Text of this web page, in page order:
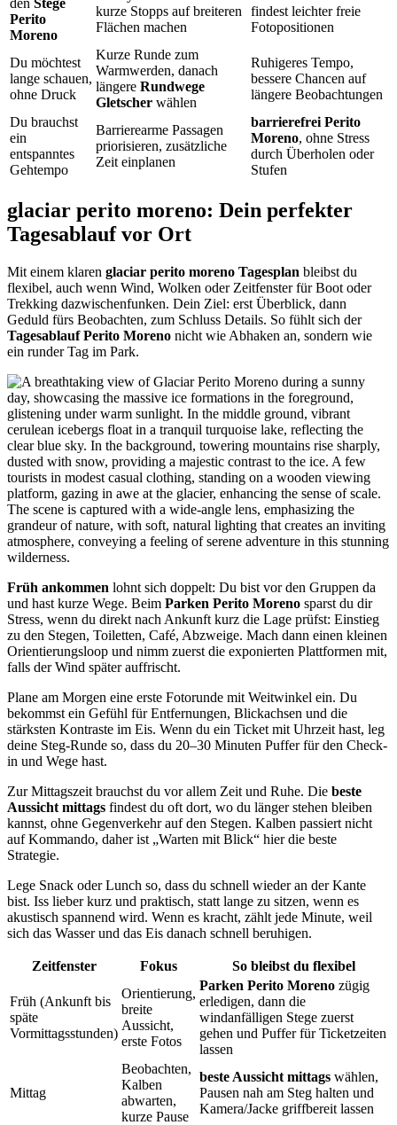
den Stege
Perito
Moreno
kurze Stopps auf breiteren
Flächen machen
findest leichter freie
Fotopositionen
Du möchtest
lange schauen,
ohne Druck
Kurze Runde zum
Warmwerden, danach
längere Rundwege
Gletscher wählen
Ruhigeres Tempo,
bessere Chancen auf
längere Beobachtungen
Du brauchst
ein
entspanntes
Gehtempo
Barrierearme Passagen
priorisieren, zusätzliche
Zeit einplanen
barrierefrei Perito
Moreno, ohne Stress
durch Überholen oder
Stufen
glaciar perito moreno: Dein perfekter
Tagesablauf vor Ort
Mit einem klaren glaciar perito moreno Tagesplan bleibst du
flexibel, auch wenn Wind, Wolken oder Zeitfenster für Boot oder
Trekking dazwischenfunken. Dein Ziel: erst Überblick, dann
Geduld fürs Beobachten, zum Schluss Details. So fühlt sich der
Tagesablauf Perito Moreno nicht wie Abhaken an, sondern wie
ein runder Tag im Park.
Früh ankommen lohnt sich doppelt: Du bist vor den Gruppen da
und hast kurze Wege. Beim Parken Perito Moreno sparst du dir
Stress, wenn du direkt nach Ankunft kurz die Lage prüfst: Einstieg
zu den Stegen, Toiletten, Café, Abzweige. Mach dann einen kleinen
Orientierungsloop und nimm zuerst die exponierten Plattformen mit,
falls der Wind später auffrischt.
Plane am Morgen eine erste Fotorunde mit Weitwinkel ein. Du
bekommst ein Gefühl für Entfernungen, Blickachsen und die
stärksten Kontraste im Eis. Wenn du ein Ticket mit Uhrzeit hast, leg
deine Steg-Runde so, dass du 20–30 Minuten Puffer für den Check-
in und Wege hast.
Zur Mittagszeit brauchst du vor allem Zeit und Ruhe. Die beste
Aussicht mittags findest du oft dort, wo du länger stehen bleiben
kannst, ohne Gegenverkehr auf den Stegen. Kalben passiert nicht
auf Kommando, daher ist „Warten mit Blick“ hier die beste
Strategie.
Lege Snack oder Lunch so, dass du schnell wieder an der Kante
bist. Iss lieber kurz und praktisch, statt lange zu sitzen, wenn es
akustisch spannend wird. Wenn es kracht, zählt jede Minute, weil
sich das Wasser und das Eis danach schnell beruhigen.
Zeitfenster Fokus So bleibst du flexibel
Früh (Ankunft bis
späte
Vormittagsstunden)
Orientierung,
breite
Aussicht,
erste Fotos
Parken Perito Moreno zügig
erledigen, dann die
windanfälligen Stege zuerst
gehen und Puffer für Ticketzeiten
lassen
Mittag
Beobachten,
Kalben
abwarten,
kurze Pause
beste Aussicht mittags wählen,
Pausen nah am Steg halten und
Kamera/Jacke griffbereit lassen